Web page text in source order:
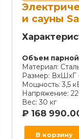
и сауны
Объем
Материал:
Размер: ВхШхГ
Мощность: 3,5
Напряжение:
Вес: 30 кг
₽ 168
В корзину